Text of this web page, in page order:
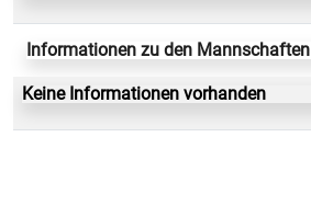
Informationen zu den Mannschaften
Keine Informationen vorhanden